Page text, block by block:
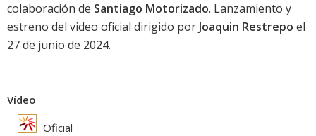
colaboración de Santiago Motorizado. Lanzamiento y
estreno del video oficial dirigido por Joaquin Restrepo el
27 de junio de 2024.
Vídeo
Oficial